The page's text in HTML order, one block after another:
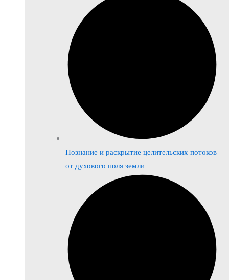
Познание и раскрытие целительских потоков
от духового поля земли